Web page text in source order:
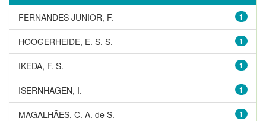
1
FERNANDES JUNIOR, F.
1
HOOGERHEIDE, E. S. S.
1
IKEDA, F. S.
1
ISERNHAGEN, I.
1
MAGALHÃES, C. A. de S.